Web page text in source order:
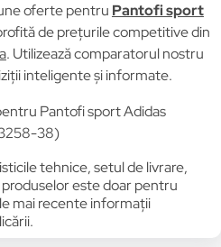
oferte pentru Pantofi sport
de prețurile competitive din
. Utilizează comparatorul nostru
inteligente și informate.
Pantofi sport Adidas
38)
tehnice, setul de livrare,
este doar pentru
mai recente informații